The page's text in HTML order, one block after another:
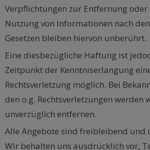
Verpflichtungen zur Entfernung
Nutzung von Informationen nach
Gesetzen bleiben hiervon unberührt.
Eine diesbezügliche Haftung ist
Zeitpunkt der Kenntniserlangung
Rechtsverletzung möglich. Bei
den o.g. Rechtsverletzungen werden
unverzüglich entfernen.
Alle Angebote sind freibleibend und
Wir behalten uns ausdrücklich vor,